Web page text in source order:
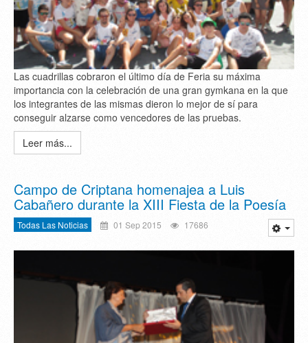
Las cuadrillas cobraron el último día de Feria su máxima
importancia con la celebración de una gran gymkana en la que
los integrantes de las mismas dieron lo mejor de sí para
conseguir alzarse como vencedores de las pruebas.
Leer más...
Campo de Criptana homenajea a Luis
Cabañero durante la XIII Fiesta de la Poesía
Todas Las Noticias 01 Sep 2015 17686